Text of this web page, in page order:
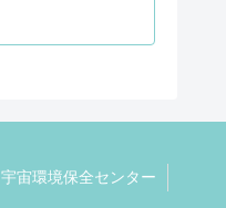
宇宙環境保全センター